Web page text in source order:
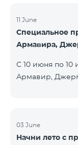
Russian Информационный 230 AMEDIA Фильмы 231
AMEDIA 2 Фильмы 232 AMEDIA HIT Фильмы 233
11 June
Специальное
Армавира,
С 10 июня по 10
Армавир,
при условии
03 June
Начни лето с